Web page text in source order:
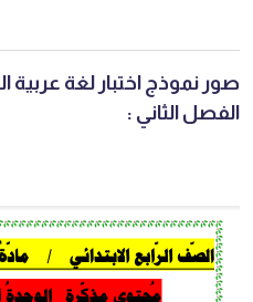
صور نموذج اختبار لغة عربية
الفصل الثاني :